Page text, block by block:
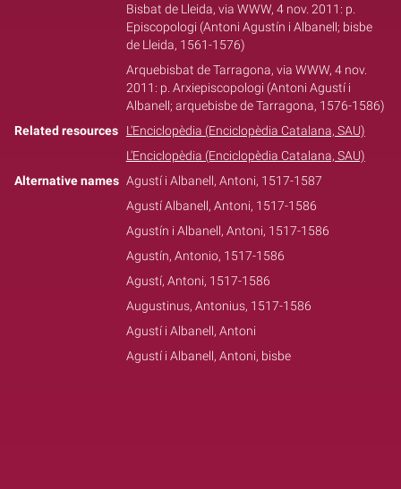
Bisbat de Lleida, via WWW, 4 nov. 2011: p.
Episcopologi (Antoni Agustín i Albanell; bisbe
de Lleida, 1561-1576)
Arquebisbat de Tarragona, via WWW, 4 nov.
2011: p. Arxiepiscopologi (Antoni Agustí i
Albanell; arquebisbe de Tarragona, 1576-1586)
Related resources L'Enciclopèdia (Enciclopèdia Catalana, SAU)
L'Enciclopèdia (Enciclopèdia Catalana, SAU)
Alternative names Agustí i Albanell, Antoni, 1517-1587
Agustí Albanell, Antoni, 1517-1586
Agustín i Albanell, Antoni, 1517-1586
Agustín, Antonio, 1517-1586
Agustí, Antoni, 1517-1586
Augustinus, Antonius, 1517-1586
Agustí i Albanell, Antoni
Agustí i Albanell, Antoni, bisbe